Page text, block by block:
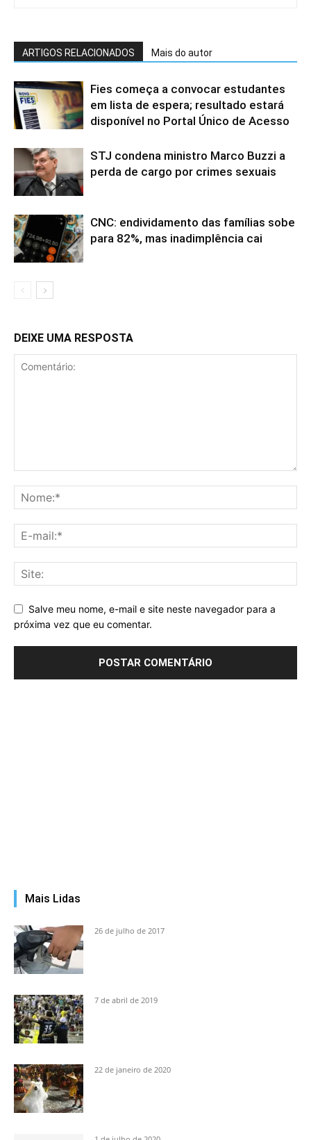
ARTIGOS RELACIONADOS Mais do autor
Fies começa a convocar estudantes
em lista de espera; resultado estará
disponível no Portal Único de Acesso
STJ condena ministro Marco Buzzi a
perda de cargo por crimes sexuais
CNC: endividamento das famílias sobe
para 82%, mas inadimplência cai
DEIXE UMA RESPOSTA
Salve meu nome, e-mail e site neste navegador para a
próxima vez que eu comentar.
Mais Lidas
26 de julho de 2017
7 de abril de 2019
22 de janeiro de 2020